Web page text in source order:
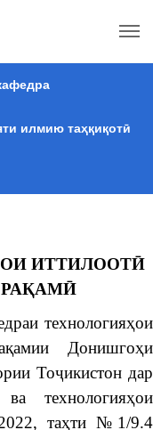
илмию таҳқиқотӣ
ОИ ИТТИЛООТӢ
РАҚАМӢ
технологияҳои
Донишгоҳи
Тоҷикистон дар
технологияҳои
таҳти №1/9.4